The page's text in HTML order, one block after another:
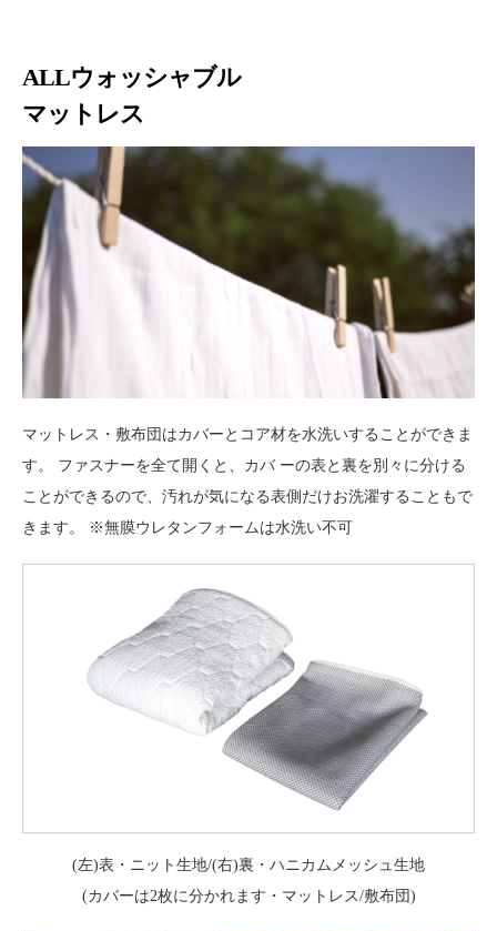
ALLウォッシャブル
マットレス
マットレス・敷布団はカバーとコア材を水洗いすることができま
す。
ファスナーを全て開くと、カバ ーの表と裏を別々に分ける
ことができるので、 汚れが気になる表側だけお洗濯することもで
きます。
※無膜ウレタンフォームは水洗い不可
(左)表・ニット生地/(右)裏・ハニカムメッシュ生地
(カバーは2枚に分かれます・マットレス/敷布団)